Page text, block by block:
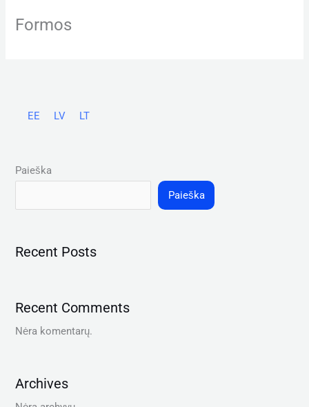
Formos
EE LV LT
Paieška
Paieška
Recent Posts
Recent Comments
Nėra komentarų.
Archives